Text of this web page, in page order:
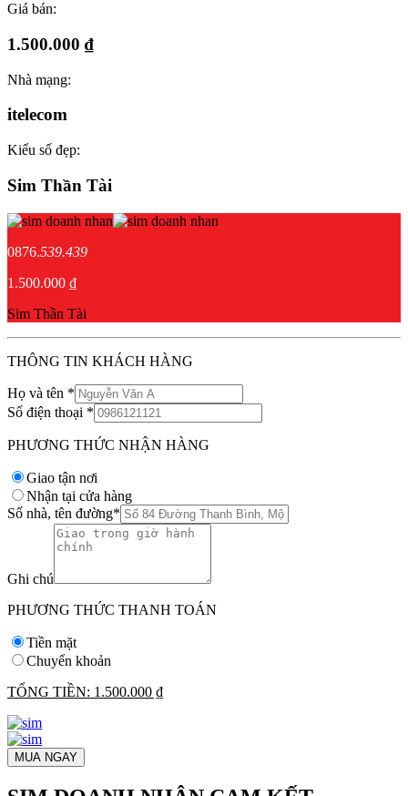
Giá bán:
1.500.000 ₫
Nhà mạng:
itelecom
Kiểu số đẹp:
Sim Thần Tài
0876.539.439
1.500.000 ₫
Sim Thần Tài
THÔNG TIN KHÁCH HÀNG
Họ và tên *
Số điện thoại *
PHƯƠNG THỨC NHẬN HÀNG
Giao tận nơi
Nhận tại cửa hàng
Số nhà, tên đường*
Ghi chú
PHƯƠNG THỨC THANH TOÁN
Tiền mặt
Chuyển khoản
TỔNG TIỀN: 1.500.000 ₫
MUA NGAY